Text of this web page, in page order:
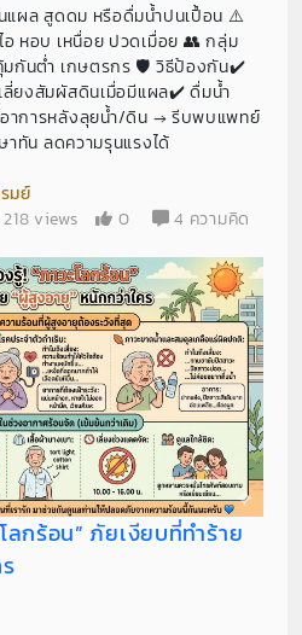
นแผล สูดดม หรือดื่มน้ำปนเปื้อน ⚠️
หอบ เหนื่อย ปวดเมื่อย 👥 กลุ่ม
มกันต่ำ เกษตรกร 🛡️ วิธีป้องกัน✔️
ยงสัมผัสดินเมื่อมีแผล✔️ ดื่มน้ำ
าการหลังลุยน้ำ/ดิน → รีบพบแพทย์
าทัน ลดความรุนแรงได้
มย์
218 views 0
4 ความคิด
ลกร้อน” ภัยเงียบที่ทำร้าย